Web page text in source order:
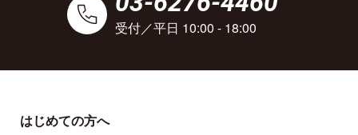
受付／平日 10:00 - 18:00
はじめての方へ